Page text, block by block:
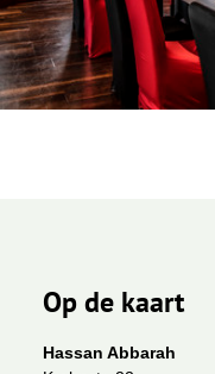
Op de kaart
Hassan Abbarah